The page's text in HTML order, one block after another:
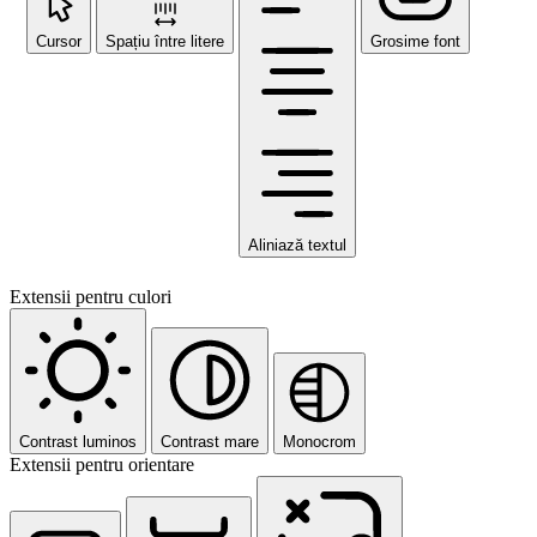
Cursor Spațiu între litere
Aliniază textul
Grosime font
Extensii pentru culori
Contrast luminos Contrast mare Monocrom
Extensii pentru orientare